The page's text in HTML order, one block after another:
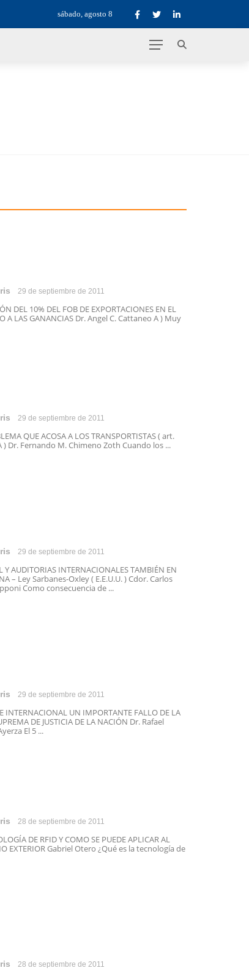
sábado, agosto 8
29 de septiembre de 2011
DEL 10% DEL FOB DE EXPORTACIONES EN EL
A LAS GANANCIAS Dr. Angel C. Cattaneo A ) Muy
29 de septiembre de 2011
QUE ACOSA A LOS TRANSPORTISTAS ( art.
) Dr. Fernando M. Chimeno Zoth Cuando los ...
29 de septiembre de 2011
Y AUDITORIAS INTERNACIONALES TAMBIÉN EN
– Ley Sarbanes-Oxley ( E.E.U.U. ) Cdor. Carlos
Como consecuencia de ...
29 de septiembre de 2011
INTERNACIONAL UN IMPORTANTE FALLO DE LA
DE JUSTICIA DE LA NACIÓN Dr. Rafael
El 5 ...
28 de septiembre de 2011
DE RFID Y COMO SE PUEDE APLICAR AL
EXTERIOR Gabriel Otero ¿Qué es la tecnología de
28 de septiembre de 2011